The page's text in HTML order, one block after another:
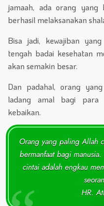
jamaah, ada orang yang
berhasil melaksanakan
Bisa jadi, kewajiban
tengah badai kesehatan
akan semakin besar.
Dan padahal, orang
ladang amal bagi
kebaikan.
Orang yang paling Allah
bermanfaat bagi
cintai adalah engkau
HR.